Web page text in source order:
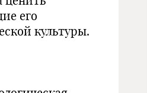
его
культуры.